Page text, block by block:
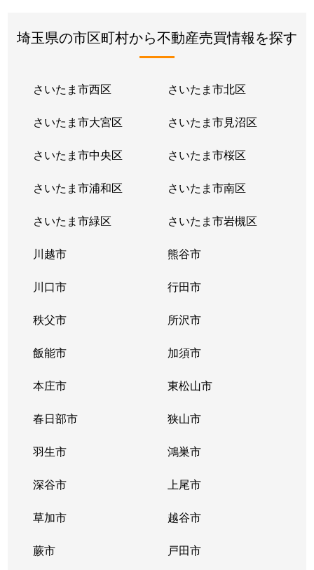
埼玉県の市区町村から不動産売買情報を探す
さいたま市西区 さいたま市北区
さいたま市大宮区 さいたま市見沼区
さいたま市中央区 さいたま市桜区
さいたま市浦和区 さいたま市南区
さいたま市緑区 さいたま市岩槻区
川越市 熊谷市
川口市 行田市
秩父市 所沢市
飯能市 加須市
本庄市 東松山市
春日部市 狭山市
羽生市 鴻巣市
深谷市 上尾市
草加市 越谷市
蕨市 戸田市